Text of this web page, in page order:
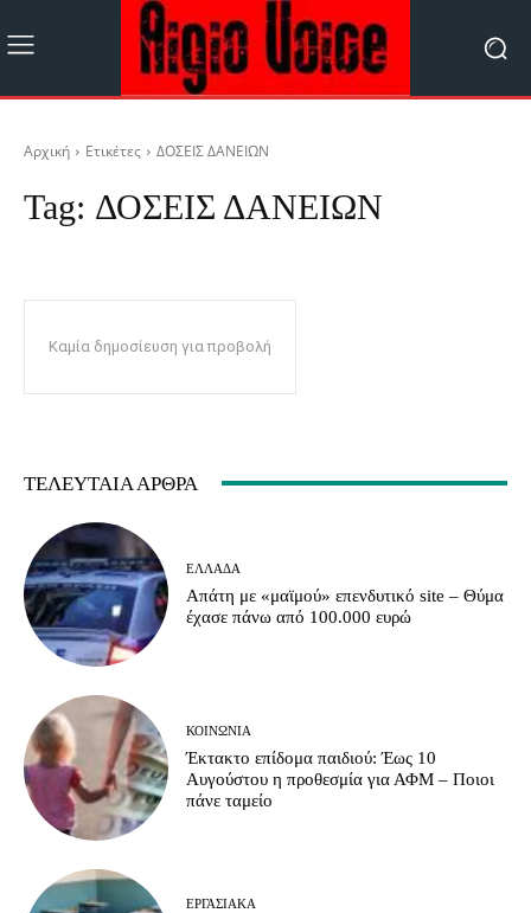
Αρχική Ετικέτες ΔΟΣΕΙΣ ΔΑΝΕΙΩΝ
Tag: ΔΟΣΕΙΣ ΔΑΝΕΙΩΝ
Καμία δημοσίευση για προβολή
ΤΕΛΕΥΤΑΊΑ ΆΡΘΡΑ
ΕΛΛΆΔΑ
Απάτη με «μαϊμού» επενδυτικό site – Θύμα
έχασε πάνω από 100.000 ευρώ
ΚΟΙΝΩΝΊΑ
Έκτακτο επίδομα παιδιού: Έως 10
Αυγούστου η προθεσμία για ΑΦΜ – Ποιοι
πάνε ταμείο
ΕΡΓΑΣΙΑΚΆ